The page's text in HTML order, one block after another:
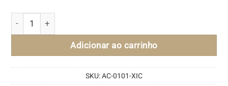
Adicionar ao carrinho
SKU:AC-0101-XIC